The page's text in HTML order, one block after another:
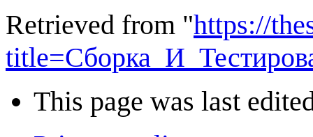
Retrieved from "https://
This page was last